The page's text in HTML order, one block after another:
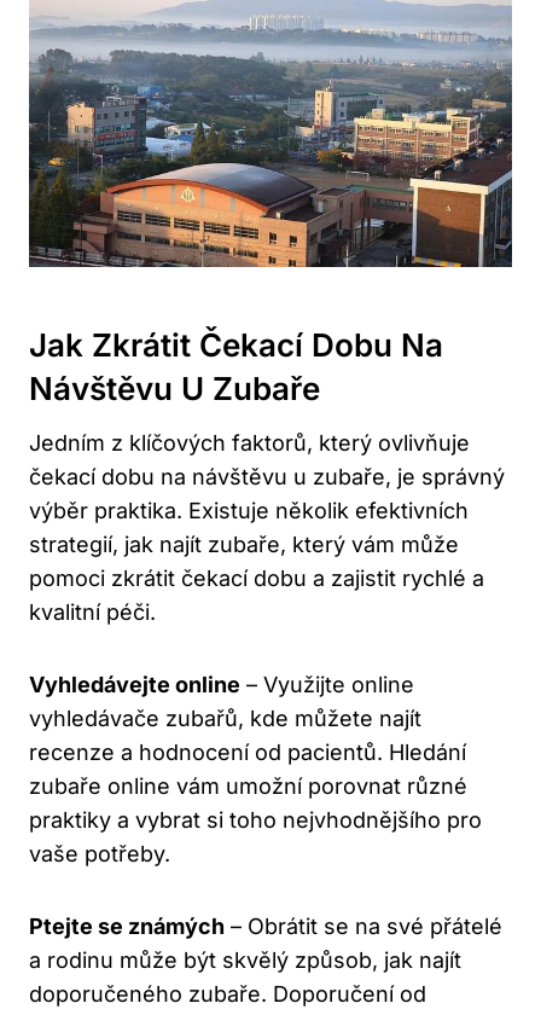
Jak Zkrátit Čekací Dobu Na
Návštěvu U Zubaře
Jedním z klíčových faktorů, který ovlivňuje
čekací dobu na návštěvu u zubaře, je správný
výběr praktika. Existuje několik efektivních
strategií, jak najít zubaře, který vám může
pomoci zkrátit čekací dobu a zajistit rychlé a
kvalitní péči.
Vyhledávejte online – Využijte online
vyhledávače zubařů, kde můžete najít
recenze a hodnocení od pacientů. Hledání
zubaře online vám umožní porovnat různé
praktiky a vybrat si toho nejvhodnějšího pro
vaše potřeby.
Ptejte se známých – Obrátit se na své přátelé
a rodinu může být skvělý způsob, jak najít
doporučeného zubaře. Doporučení od